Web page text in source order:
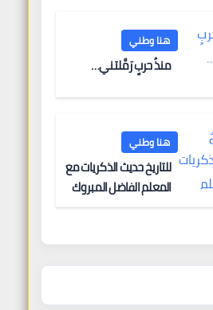
هنا وطني
منذُ حربٍ رَمَّلتني…
هنا وطني
للتاريخ حديث الذكريات مع
المعلم الفاضل المبروك